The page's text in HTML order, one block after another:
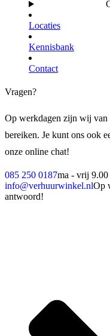
Locaties
Kennisbank
Contact
Vragen?
Op werkdagen zijn wij van
bereiken. Je kunt ons ook
onze online chat!
085 250 0187ma - vrij
info@verhuurwinkel.nlOp
antwoord!